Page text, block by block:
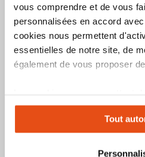
vous comprendre et de vous
personnalisées en accord
cookies nous permettent
essentielles de notre site, de
également de vous proposer
expérience personnalisée sur
changer votre choix à
tous les cookies peut limiter
Tout
Gros cadenas granit avec